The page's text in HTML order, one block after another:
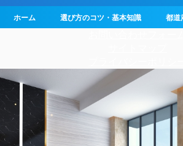
ホーム 選び方のコツ・基本知識 都道